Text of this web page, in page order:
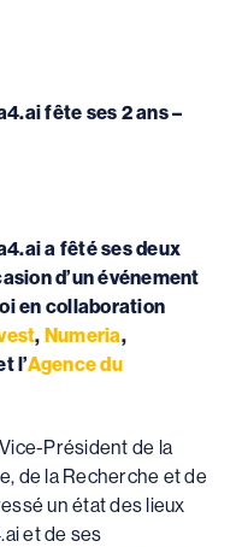
fête ses 2 ans –
a fêté ses deux
d’un événement
en collaboration
, Numeria,
l’Agence du
Président de la
de la Recherche et de
un état des lieux
et de ses